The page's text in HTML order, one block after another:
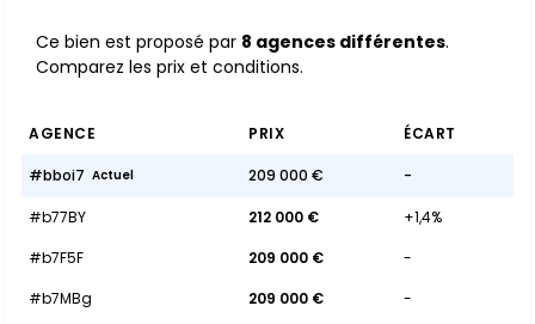
Ce bien est proposé par 8 agences différentes.
Comparez les prix et conditions.
AGENCE PRIX ÉCART
#bboi7 Actuel 209 000 € -
#b77BY 212 000 €
+1,4%
#b7F5F
209 000 €
-
#b7MBg
209 000 €
-